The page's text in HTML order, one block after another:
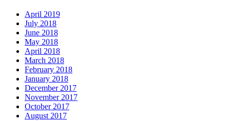
April 2019
July 2018
June 2018
May 2018
April 2018
March 2018
February 2018
January 2018
December 2017
November 2017
October 2017
August 2017